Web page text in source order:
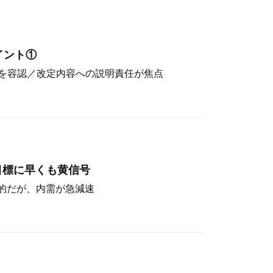
ント①
容認／改定内容への説明責任が焦点
に早くも黄信号
だが、内需が急減速